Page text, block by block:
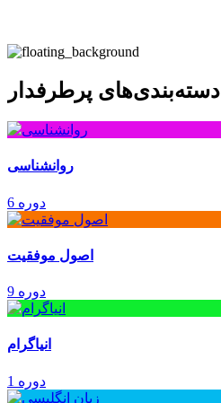
دسته‌بندی‌های پرطرفدار
روانشناسی
6 دوره
اصول موفقیت
9 دوره
انیاگرام
1 دوره